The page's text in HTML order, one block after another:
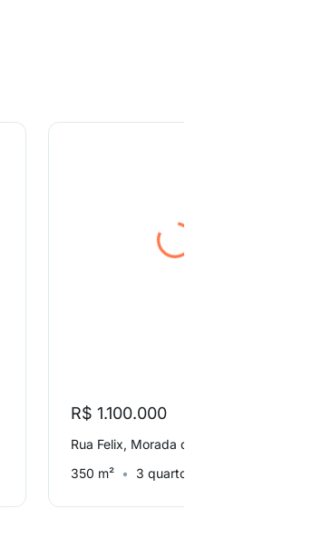
R$ 1.100.000
Rua Felix, Morada da Praia
350 m²
3 quartos